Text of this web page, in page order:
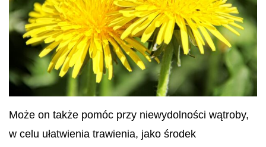
Może on także pomóc przy niewydolności wątroby,
w celu ułatwienia trawienia, jako środek